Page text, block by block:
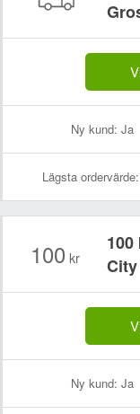
Ny kund: Ja
Lägsta ordervärde:
100 kr
Ny kund: Ja